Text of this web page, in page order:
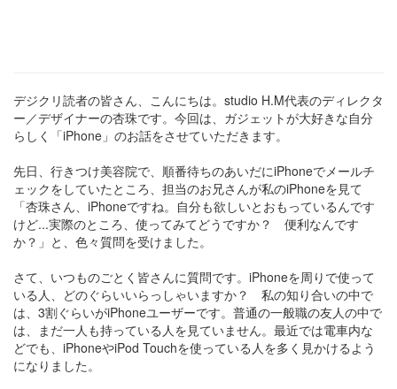
デジクリ読者の皆さん、こんにちは。studio H.M代表のディレクタ
ー／デザイナーの杏珠です。今回は、ガジェットが大好きな自分
らしく「iPhone」のお話をさせていただきます。
先日、行きつけ美容院で、順番待ちのあいだにiPhoneでメールチ
ェックをしていたところ、担当のお兄さんが私のiPhoneを見て
「杏珠さん、iPhoneですね。自分も欲しいとおもっているんです
けど...実際のところ、使ってみてどうですか？ 便利なんです
か？」と、色々質問を受けました。
さて、いつものごとく皆さんに質問です。iPhoneを周りで使って
いる人、どのぐらいいらっしゃいますか？ 私の知り合いの中で
は、3割ぐらいがiPhoneユーザーです。普通の一般職の友人の中で
は、まだ一人も持っている人を見ていません。最近では電車内な
どでも、iPhoneやiPod Touchを使っている人を多く見かけるよう
になりました。